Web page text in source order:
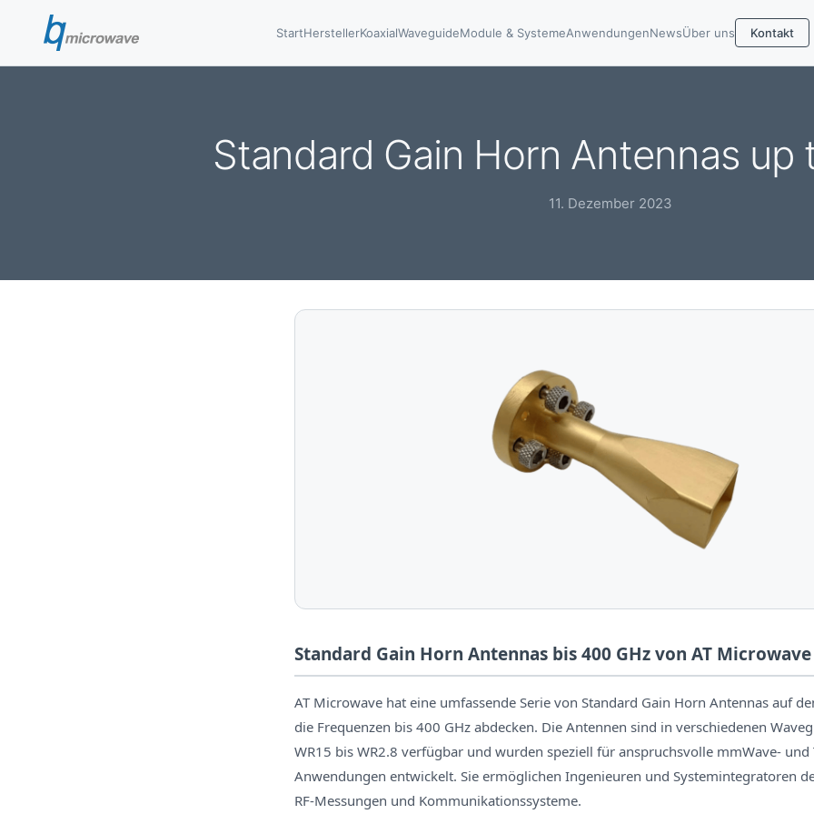
StartHerstellerKoaxialWaveguideModule & SystemeAnwendungenNewsÜber uns Kontakt
Standard Gain Horn Antennas up
11. Dezember 2023
Standard Gain Horn Antennas bis 400 GHz von AT Microwave
AT Microwave hat eine umfassende Serie von Standard Gain Horn Antennas auf
die Frequenzen bis 400 GHz abdecken. Die Antennen sind in verschiedenen
WR15 bis WR2.8 verfügbar und wurden speziell für anspruchsvolle mmWave- und
Anwendungen entwickelt. Sie ermöglichen Ingenieuren und Systemintegratoren
RF-Messungen und Kommunikationssysteme.